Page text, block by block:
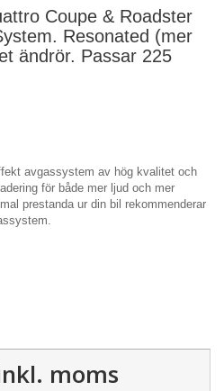
Coupe & Roadster
Resonated (mer
ändrör. Passar 225
avgassystem av hög kvalitet och
för både mer ljud och mer
prestanda ur din bil rekommenderar
moms